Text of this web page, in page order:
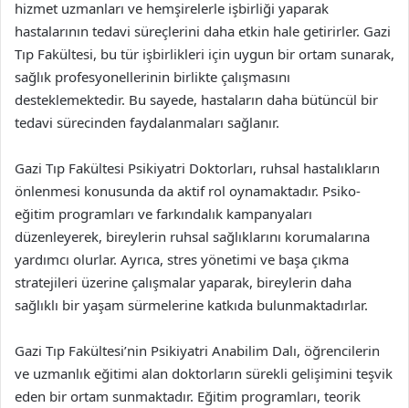
hizmet uzmanları ve hemşirelerle işbirliği yaparak
hastalarının tedavi süreçlerini daha etkin hale getirirler. Gazi
Tıp Fakültesi, bu tür işbirlikleri için uygun bir ortam sunarak,
sağlık profesyonellerinin birlikte çalışmasını
desteklemektedir. Bu sayede, hastaların daha bütüncül bir
tedavi sürecinden faydalanmaları sağlanır.
Gazi Tıp Fakültesi Psikiyatri Doktorları, ruhsal hastalıkların
önlenmesi konusunda da aktif rol oynamaktadır. Psiko-
eğitim programları ve farkındalık kampanyaları
düzenleyerek, bireylerin ruhsal sağlıklarını korumalarına
yardımcı olurlar. Ayrıca, stres yönetimi ve başa çıkma
stratejileri üzerine çalışmalar yaparak, bireylerin daha
sağlıklı bir yaşam sürmelerine katkıda bulunmaktadırlar.
Gazi Tıp Fakültesi’nin Psikiyatri Anabilim Dalı, öğrencilerin
ve uzmanlık eğitimi alan doktorların sürekli gelişimini teşvik
eden bir ortam sunmaktadır. Eğitim programları, teorik